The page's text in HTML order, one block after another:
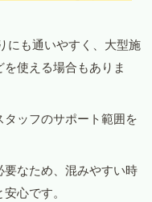
にも通いやすく、大型施
使える場合もありま
ッフのサポート範囲を
なため、混みやすい時
心です。